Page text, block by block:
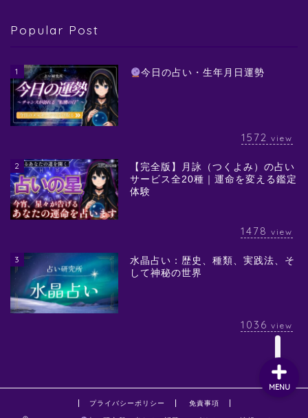
Popular Post
1 今日の占い・生年月日運勢
1572 view
2
【完全版】月詠（つくよみ）の占い
サービス全20種｜運命を変える鑑定
体験
1478 view
3
水晶占い：歴史、種類、実践法、そ
して神秘の世界
1036 view
プライバシーポリシー 免責事項
MENU